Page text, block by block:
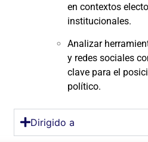
en contextos
institucionales.
Analizar
y redes sociales
clave para el
político.
Dirigido a